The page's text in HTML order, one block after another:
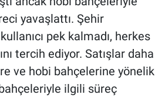
yavaşlattı. Şehir
pek kalmadı, herkes
tercih ediyor. Satışlar daha
ve hobi bahçelerine yönelik
ilgili süreç